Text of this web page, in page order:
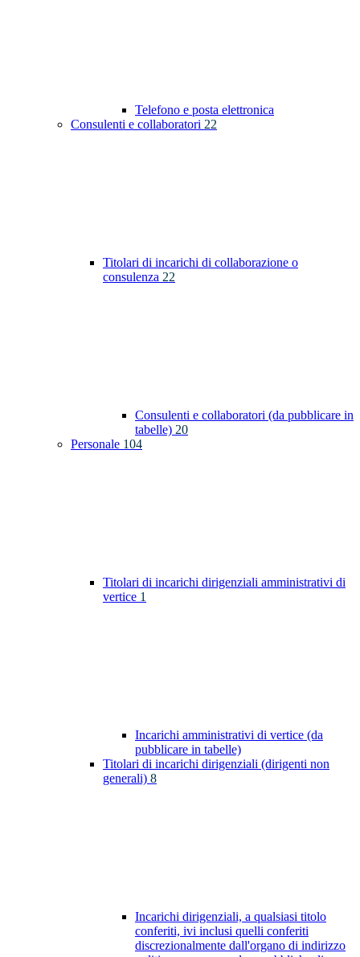
Telefono e posta elettronica
Consulenti e collaboratori 22
Titolari di incarichi di collaborazione o
consulenza 22
Consulenti e collaboratori (da pubblicare in
tabelle) 20
Personale 104
Titolari di incarichi dirigenziali amministrativi di
vertice 1
Incarichi amministrativi di vertice (da
pubblicare in tabelle)
Titolari di incarichi dirigenziali (dirigenti non
generali) 8
Incarichi dirigenziali, a qualsiasi titolo
conferiti, ivi inclusi quelli conferiti
discrezionalmente dall'organo di indirizzo